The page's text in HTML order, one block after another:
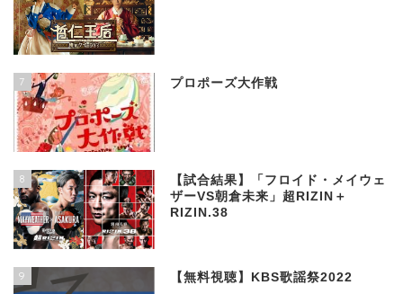
7 プロポーズ大作戦
8
【試合結果】「フロイド・メイウェ
ザーVS朝倉未来」超RIZIN＋
RIZIN.38
9 【無料視聴】KBS歌謡祭2022